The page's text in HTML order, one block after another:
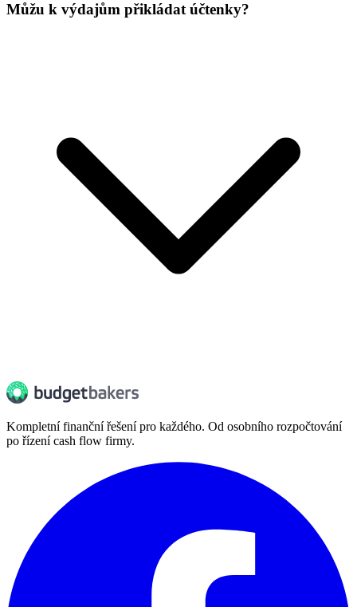
Můžu k výdajům přikládat účtenky?
Kompletní finanční řešení pro každého. Od osobního rozpočtování
po řízení cash flow firmy.